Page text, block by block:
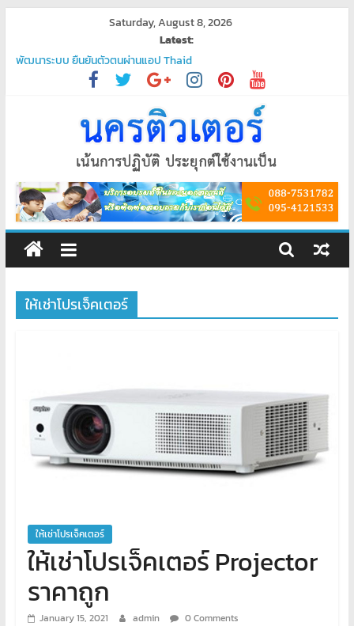
content
Saturday, August 8, 2026
Latest:
บริการรับเขียนโปรแกรมระดับมืออาชีพ
พัฒนาระบบ ยืนยันตัวตนผ่านแอป Thaid
วิทยากรอบรมคณะครูบุคลากรทางการศึกษา การจัดทำระบบตลาดออนไลน์
โปรแกรมจัดการน้ำประปา
บริการรับเขียนโปรแกรม PHP ระดับมืออาชีพ – ตอบโจทย์ทุกความต้องการ
ศูนย์
อบรม
คอมพิวเตอร์
สอน
คอมพิวเตอร์
ศูนย์
อบรม
พิเศษ
คอมพิวเตอร์
รับ
เว็บไซต์
บริการ
ให้เช่าโปรเจ็คเตอร์
ให้เช่าโปรเจ็คเตอร์
ให้เช่าโปรเจ็คเตอร์ Projector
ราคาถูก
January 15, 2021 admin 0 Comments